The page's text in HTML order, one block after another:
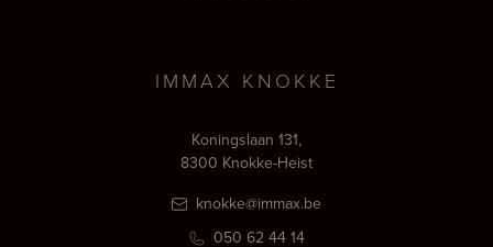
IMMAX KNOKKE
Koningslaan 131,
8300 Knokke-Heist
knokke@immax.be
050 62 44 14